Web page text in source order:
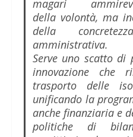
magari
della volontà, ma
della
amministrativa.
Serve uno scatto di
innovazione che
trasporto delle
unificando la
anche finanziaria e
politiche di